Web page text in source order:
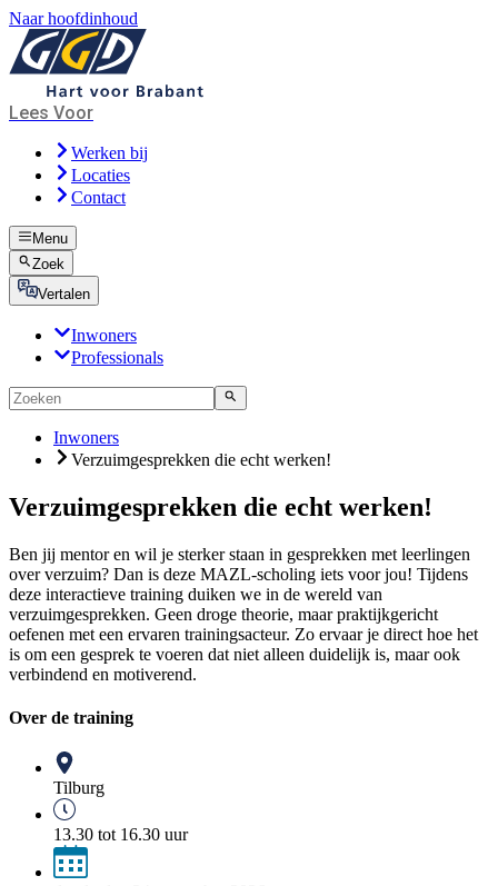
Naar hoofdinhoud
Lees Voor
Werken bij
Locaties
Contact
Menu
Zoek
Vertalen
Inwoners
Professionals
Inwoners
Verzuimgesprekken die echt werken!
Verzuimgesprekken die echt werken!
Ben jij mentor en wil je sterker staan in gesprekken met leerlingen
over verzuim? Dan is deze MAZL-scholing iets voor jou! Tijdens
deze interactieve training duiken we in de wereld van
verzuimgesprekken. Geen droge theorie, maar praktijkgericht
oefenen met een ervaren trainingsacteur. Zo ervaar je direct hoe het
is om een gesprek te voeren dat niet alleen duidelijk is, maar ook
verbindend en motiverend.
Over de training
Tilburg
13.30 tot 16.30 uur